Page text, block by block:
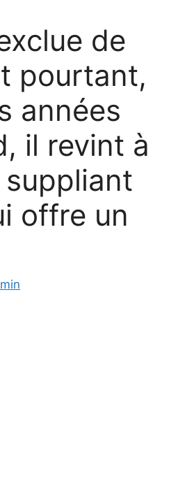
de
pourtant,
années
il revint à
offre un